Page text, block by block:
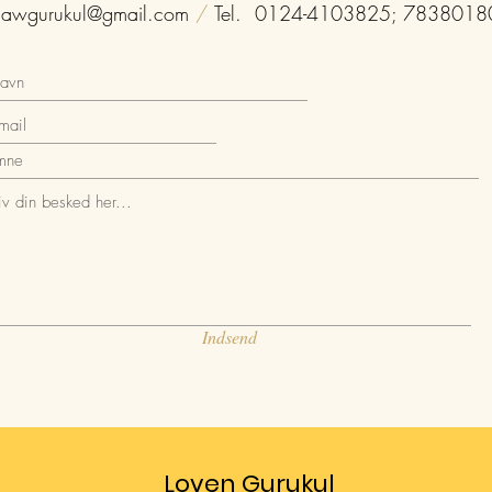
/ Tel. 0124-4103825;
Indsend
Loven Gurukul